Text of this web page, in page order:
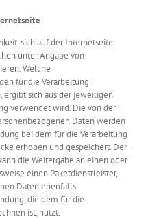
sich auf der Internetseite
unter Angabe von
Welche
für die Verarbeitung
sich aus der jeweiligen
verwendet wird. Die von der
Daten werden
bei dem für die Verarbeitung
erhoben und gespeichert. Der
die Weitergabe an einen oder
einen Paketdienstleister,
Daten ebenfalls
die dem für die
ist, nutzt.